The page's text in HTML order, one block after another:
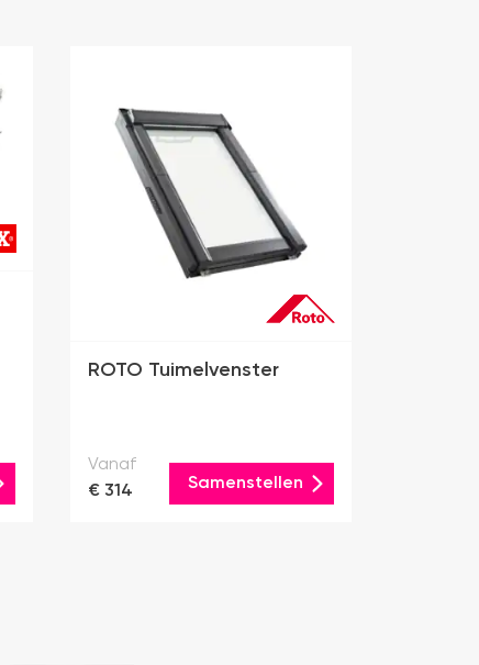
ROTO Tuimelvenster
Vanaf
€ 314
Samenstellen